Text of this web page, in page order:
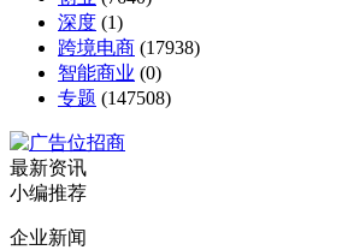
深度 (1)
跨境电商 (17938)
智能商业 (0)
专题 (147508)
最新资讯
小编推荐
企业新闻